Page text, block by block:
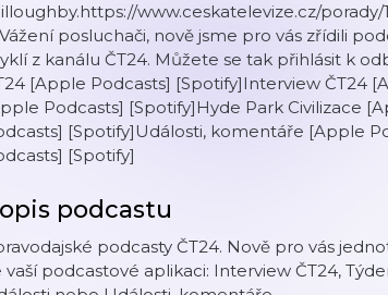
www.ceskatelevize.cz/
posluchači, nově jsme pro vás zřídili
z kanálu ČT24. Můžete se tak přihlásit k
[Apple Podcasts] [Spotify]Interview ČT24
Podcasts] [Spotify]Hyde Park Civilizace
[Spotify]Události, komentáře [Apple
[Spotify]
podcastu
podcasty ČT24. Nově pro vás
vaší podcastové aplikaci: Interview ČT24,